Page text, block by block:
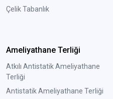
Çelik Tabanlık
Ameliyathane Terliği
Atkılı Antistatik Ameliyathane
Terliği
Antistatik Ameliyathane Terliği